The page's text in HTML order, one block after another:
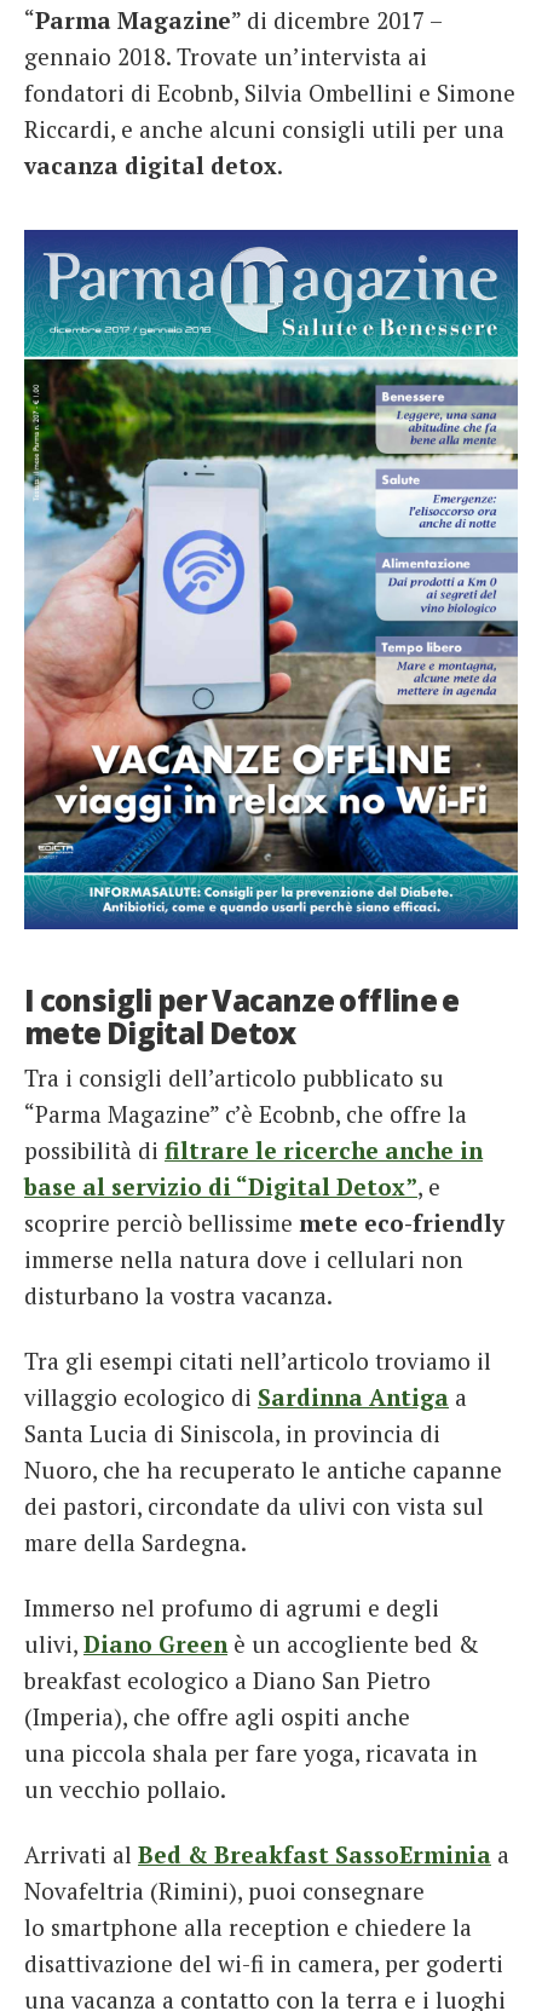
“Parma Magazine” di dicembre 2017 –
gennaio 2018. Trovate un’intervista ai
fondatori di Ecobnb, Silvia Ombellini e Simone
Riccardi, e anche alcuni consigli utili per una
vacanza digital detox.
I consigli per Vacanze offline e
mete Digital Detox
Tra i consigli dell’articolo pubblicato su
“Parma Magazine” c’è Ecobnb, che offre la
possibilità di filtrare le ricerche anche in
base al servizio di “Digital Detox”, e
scoprire perciò bellissime mete eco-friendly
immerse nella natura dove i cellulari non
disturbano la vostra vacanza.
Tra gli esempi citati nell’articolo troviamo il
villaggio ecologico di Sardinna Antiga a
Santa Lucia di Siniscola, in provincia di
Nuoro, che ha recuperato le antiche capanne
dei pastori, circondate da ulivi con vista sul
mare della Sardegna.
Immerso nel profumo di agrumi e degli
ulivi, Diano Green è un accogliente bed &
breakfast ecologico a Diano San Pietro
(Imperia), che offre agli ospiti anche
una piccola shala per fare yoga, ricavata in
un vecchio pollaio.
Arrivati al Bed & Breakfast SassoErminia a
Novafeltria (Rimini), puoi consegnare
lo smartphone alla reception e chiedere la
disattivazione del wi-fi in camera, per goderti
una vacanza a contatto con la terra e i luoghi